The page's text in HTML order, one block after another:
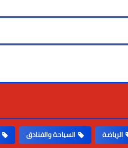
الرياضة السياحة والفنادق